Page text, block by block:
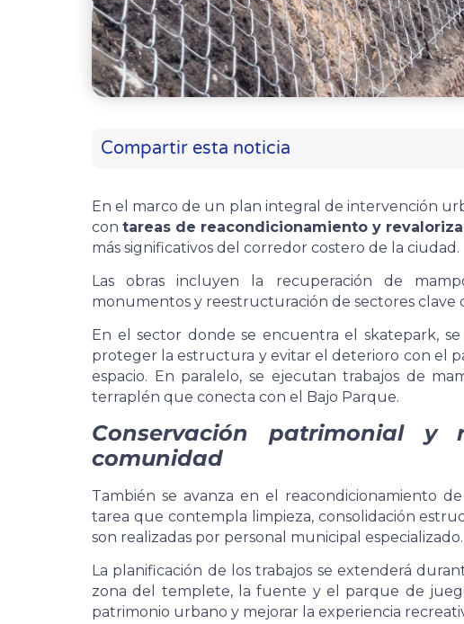
Compartir esta noticia
En el marco de un plan integral de intervención
contareas de reacondicionamiento y
más significativos del corredor costero de la ciudad.
Las obras incluyen la recuperación de
monumentos y reestructuración de sectores clave
En el sector donde se encuentra el skatepark,
proteger la estructura y evitar el deterioro con el
espacio. En paralelo, se ejecutan trabajos de
terraplén que conecta con el Bajo Parque.
Conservación patrimonial
comunidad
También se avanza en el reacondicionamiento
tarea que contempla limpieza, consolidación
son realizadas por personal municipal especializado.
La planificación de los trabajos se extenderá
zona del templete, la fuente y el parque de
patrimonio urbano y mejorar la experiencia